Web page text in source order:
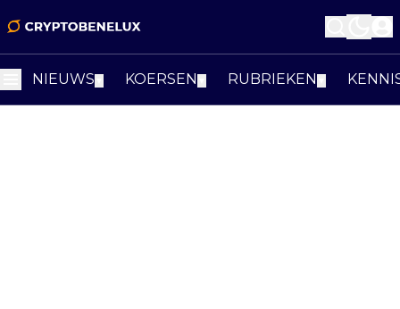
NIEUWS KOERSEN RUBRIEKEN